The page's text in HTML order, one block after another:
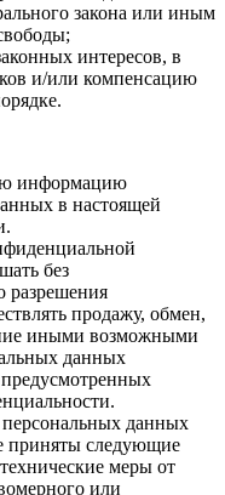
закона или иным
интересов, в
и/или компенсацию
информацию
в настоящей
без
разрешения
продажу, обмен,
иными возможными
данных
данных
приняты следующие
меры от
или